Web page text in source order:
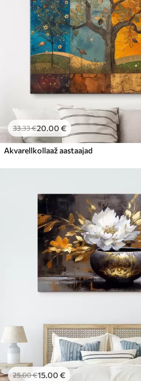
33.33€20.00 €
Akvarellkollaaž aastaajad
25.00€15.00 €